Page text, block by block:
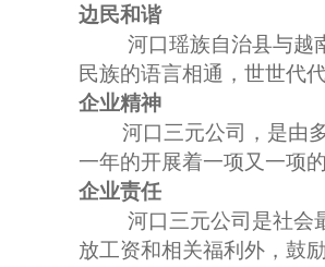
边民和谐
河口瑶族自治县与越南
民族的语言相通，世世代
企业精神
河口三元公司，是由多
一年的开展着一项又一项
企业责任
河口三元公司是社会最
放工资和相关福利外，鼓